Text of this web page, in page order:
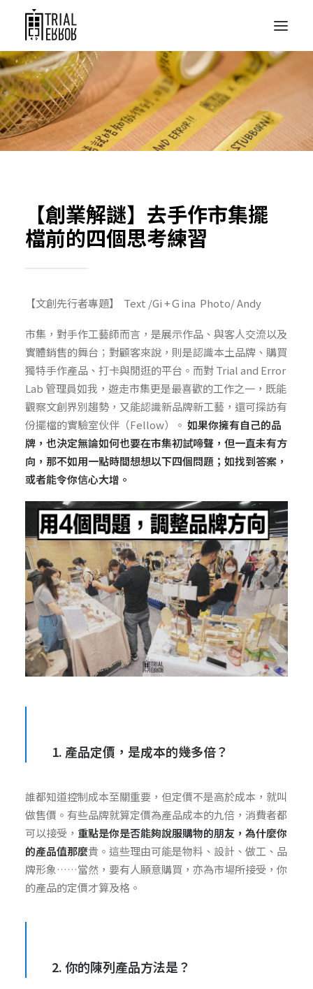
【創業解謎】去手作市集擺
檔前的四個思考練習
【文創先行者專題】 Text /Gi +Ｇina Photo/ Andy
市集，對手作工藝師而言，是展示作品、與客人交流以及
實體銷售的舞台；對顧客來說，則是認識本土品牌、購買
獨特手作產品、打卡與閒逛的平台。而對 Trial and Error
Lab 管理員如我，遊走市集更是最喜歡的工作之一，既能
觀察文創界別趨勢，又能認識新品牌新工藝，還可探訪有
份擺檔的實驗室伙伴（Fellow）。 如果你擁有自己的品
牌，也決定無論如何也要在市集初試啼聲，但一直未有方
向，那不如用一點時間想想以下四個問題；如找到答案，
或者能令你信心大增。
1. 產品定價，是成本的幾多倍？
誰都知道控制成本至關重要，但定價不是高於成本，就叫
做售價。有些品牌就算定價為產品成本的九倍，消費者都
可以接受， 重點是你是否能夠說服購物的朋友，為什麼你
的產品值那麼貴。這些理由可能是物料、設計、做工、品
牌形象……當然，要有人願意購買，亦為市場所接受，你
的產品的定價才算及格。
2. 你的陳列產品方法是？